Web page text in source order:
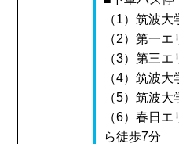
（1）筑波大
（2）第一エ
（3）第三エ
（4）筑波大
（5）筑波大
（6）春日
ら徒歩7分